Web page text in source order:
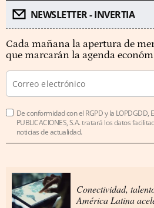
NEWSLETTER - INVERTIA
Cada mañana la apertura de
que marcarán la agenda
De conformidad con el RGPD y la LOPDGDD,
PUBLICACIONES, S.A. tratará los datos
noticias de actualidad.
Conectividad,
América Latina